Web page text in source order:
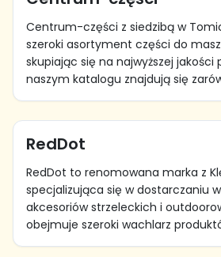
Centrum-części z siedzibą w
szeroki asortyment części do
skupiając się na najwyższej jakości
naszym katalogu znajdują się
RedDot
RedDot to renomowana marka z
specjalizująca się w dostarczaniu
akcesoriów strzeleckich i
obejmuje szeroki wachlarz